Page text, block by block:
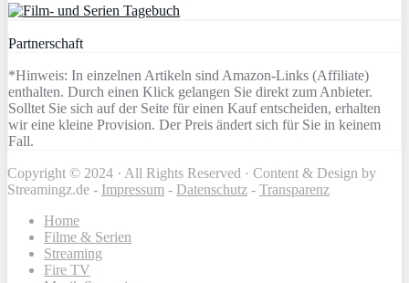
Partnerschaft
*Hinweis: In einzelnen Artikeln sind Amazon-Links (Affiliate)
enthalten. Durch einen Klick gelangen Sie direkt zum Anbieter.
Solltet Sie sich auf der Seite für einen Kauf entscheiden, erhalten
wir eine kleine Provision. Der Preis ändert sich für Sie in keinem
Fall.
Copyright © 2024 · All Rights Reserved · Content & Design by
Streamingz.de - Impressum - Datenschutz - Transparenz
Home
Filme & Serien
Streaming
Fire TV